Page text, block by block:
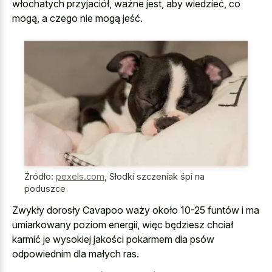
włochatych przyjaciół, ważne jest, aby wiedzieć, co
mogą, a czego nie mogą jeść.
Źródło: pexels.com Słodki szczeniak śpi na
poduszce
Zwykły dorosły Cavapoo waży około 10-25 funtów i ma
umiarkowany poziom energii, więc będziesz chciał
karmić je wysokiej jakości pokarmem dla psów
odpowiednim dla małych ras.